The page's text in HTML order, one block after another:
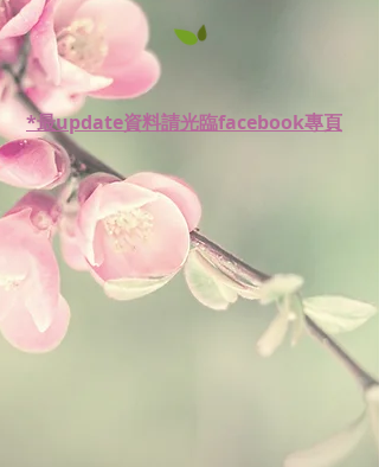
*最update資料請光臨facebook專頁